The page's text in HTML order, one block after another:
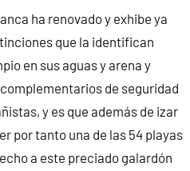
ha renovado y exhibe ya
que la identifican
en sus aguas y arena y
de seguridad
y es que además de izar
por tanto una de las 54 playas
a este preciado galardón